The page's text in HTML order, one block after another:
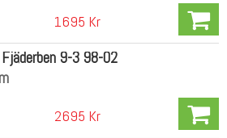
1695 Kr
9-3 98-02
2695 Kr